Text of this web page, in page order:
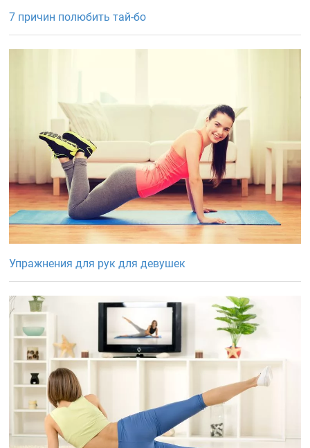
7 причин полюбить тай-бо
Упражнения для рук для девушек